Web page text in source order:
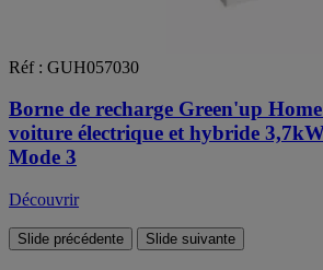
Réf : GUH057030
Borne de recharge Green'up
voiture électrique et hybride
Mode 3
Découvrir
Slide précédente Slide suivante